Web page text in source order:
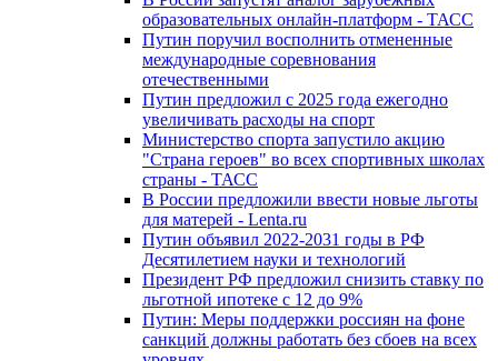
образовательных онлайн-платформ - ТАСС
Путин поручил восполнить отмененные
международные соревнования
отечественными
Путин предложил с 2025 года ежегодно
увеличивать расходы на спорт
Министерство спорта запустило акцию
"Страна героев" во всех спортивных школах
страны - ТАСС
В России предложили ввести новые льготы
для матерей - Lenta.ru
Путин объявил 2022-2031 годы в РФ
Десятилетием науки и технологий
Президент РФ предложил снизить ставку по
льготной ипотеке с 12 до 9%
Путин: Меры поддержки россиян на фоне
санкций должны работать без сбоев на всех